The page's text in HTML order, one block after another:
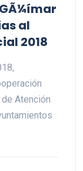
al
2018
Atención